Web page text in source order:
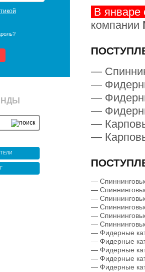
В январе
компании
—
—
—
—
—
—
—
—
—
—
—
—
— Фидерные
— Фидерные
— Фидерные
— Фидерные
— Фидерные